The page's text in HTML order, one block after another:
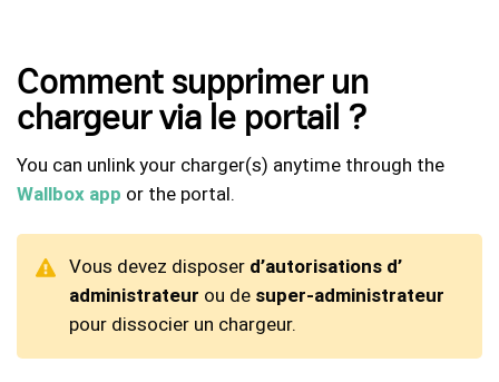
Comment supprimer un
chargeur via le portail ?
You can unlink your charger(s) anytime through the
Wallbox app or the portal.
Vous devez disposer d’autorisations d’
administrateur ou de super-administrateur
pour dissocier un chargeur.